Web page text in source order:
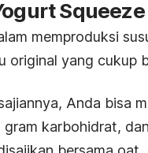
memproduksi
original yang cukup
Anda bisa
gram karbohidrat, dan